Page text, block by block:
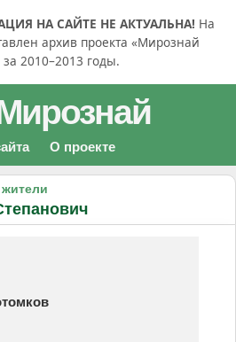
НА САЙТЕ НЕ АКТУАЛЬНА! На
архив проекта «Мирознай
2010–2013 годы.
О проекте